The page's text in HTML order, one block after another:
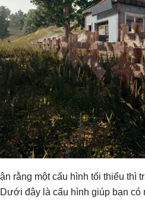
rằng một cấu hình tối thiểu thì
đây là cấu hình giúp bạn có